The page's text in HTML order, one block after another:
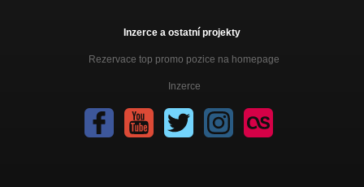
Inzerce a ostatní projekty
Rezervace top promo pozice na homepage
Inzerce